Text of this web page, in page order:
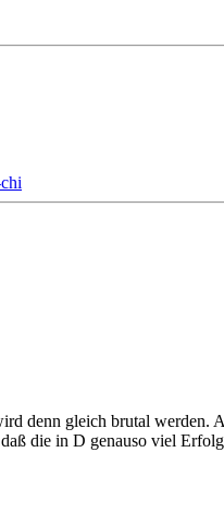
denn gleich brutal werden.
die in D genauso viel